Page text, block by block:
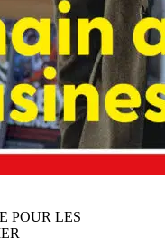
POUR LES